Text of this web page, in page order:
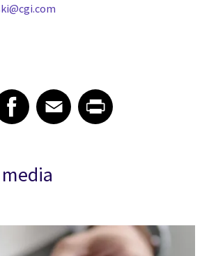
article on Facebook
Facebook
Share article on Email
EmailShare article on Print